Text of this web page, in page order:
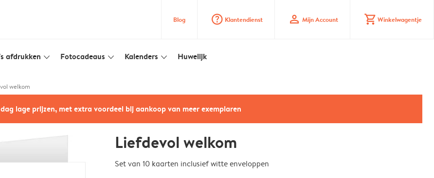
Blog question_mark_circle Klantendienst profile Mijn Account shopping_cart Winkelwagentje
afdrukken slim_arrow_down Fotocadeaus slim_arrow_down Kalenders slim_arrow_down Huwelijk
welkom
lage prijzen, met extra voordeel bij aankoop van meer exemplaren
Liefdevol welkom
Set van 10 kaarten inclusief witte enveloppen